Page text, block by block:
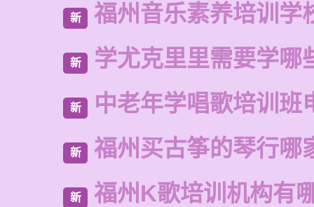
新 福州音乐素养培训学
新 学尤克里里需要学哪
新 中老年学唱歌培训班
新 福州买古筝的琴行哪
新 福州K歌培训机构有